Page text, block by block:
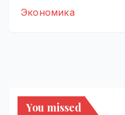
Экономика
You missed